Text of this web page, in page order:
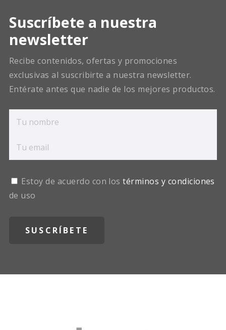
Suscríbete a nuestra
newsletter
Recibe contenidos, ofertas y promociones
exclusivas al suscribirte a nuestra newsletter.
Entérate antes que nadie de los mejores productos.
Estoy de acuerdo con lostérminos y condiciones
de uso